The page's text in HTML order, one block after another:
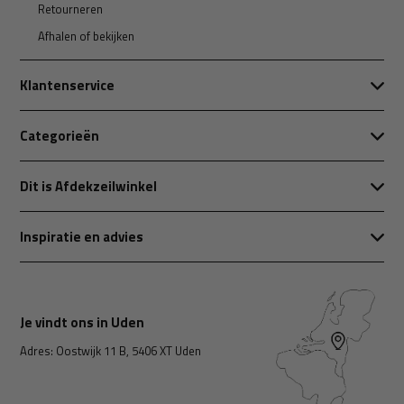
Retourneren
Afhalen of bekijken
Klantenservice
Categorieën
Dit is Afdekzeilwinkel
Inspiratie en advies
Je vindt ons in Uden
Adres: Oostwijk 11 B, 5406 XT Uden